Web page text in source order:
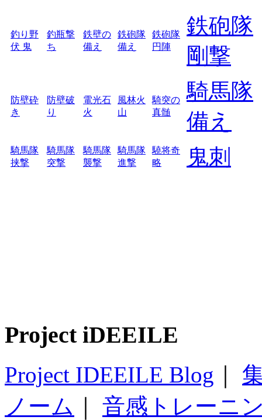
釣り野
伏 鬼
釣瓶撃
ち
鉄壁の
備え
鉄砲隊
備え
鉄砲隊
円陣
鉄砲隊
剛撃
防壁砕
き
防壁破
り
電光石
火
風林火
山
騎突の
真髄
騎馬隊
備え
騎馬隊
挟撃
騎馬隊
突撃
騎馬隊
襲撃
騎馬隊
進撃
驍将奇
略
鬼刺
Project iDEEILE
Project IDEEILE Blog
ノーム
音感トレーニ